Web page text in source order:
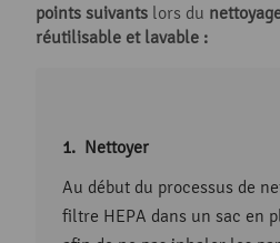
points suivants lors du
réutilisable et lavable :
Nettoyer
Au début du processus de
filtre HEPA dans un sac en